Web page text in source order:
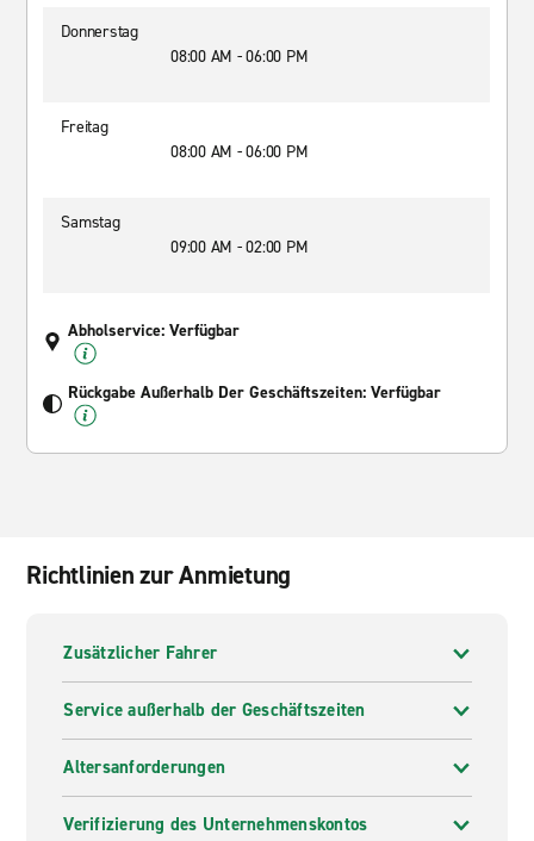
Donnerstag
08:00 AM - 06:00 PM
Freitag
08:00 AM - 06:00 PM
Samstag
09:00 AM - 02:00 PM
Abholservice: Verfügbar
Rückgabe Außerhalb Der Geschäftszeiten: Verfügbar
Richtlinien zur Anmietung
Zusätzlicher Fahrer
Service außerhalb der Geschäftszeiten
Altersanforderungen
Verifizierung des Unternehmenskontos